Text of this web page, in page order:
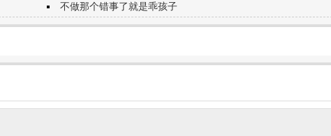
不做那个错事了就是乖孩子